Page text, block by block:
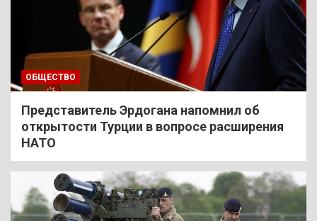
ОБЩЕСТВО
Представитель Эрдогана напомнил об
открытости Турции в вопросе расширения
НАТО